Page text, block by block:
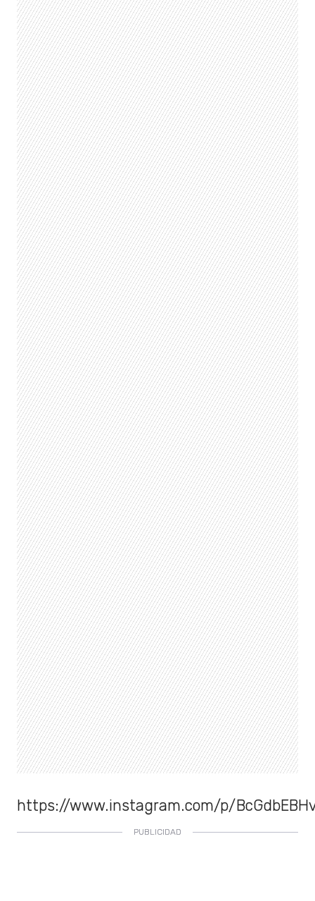
https://www.instagram.com/p/